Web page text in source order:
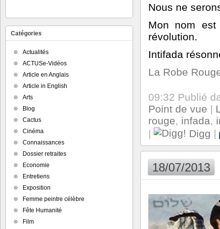
Catégories
Actualités
ACTUSe-Vidéos
Article en Anglais
Article in English
Arts
Blog
Cactus
Cinéma
Connaissances
Dossier retraites
Economie
Entretiens
Exposition
Femme peintre célèbre
Fête Humanité
Film
Nous ne
Mon nom
révolution.
Intifada
La Robe
09:32 Publié
Point de vue |
rouge, infada,
|
Digg |
18/07/2013